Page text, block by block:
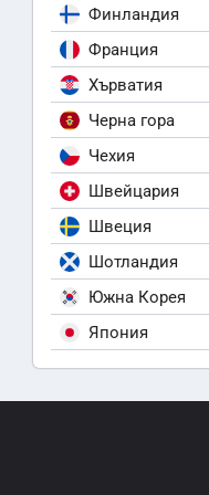
Финландия
Франция
Хърватия
Черна гора
Чехия
Швейцария
Швеция
Шотландия
Южна Корея
Япония